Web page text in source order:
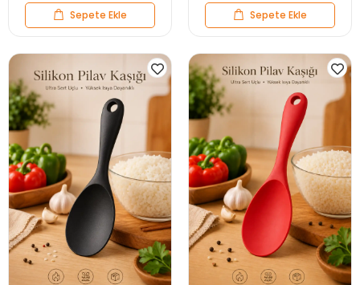
Sepete Ekle Sepete Ekle